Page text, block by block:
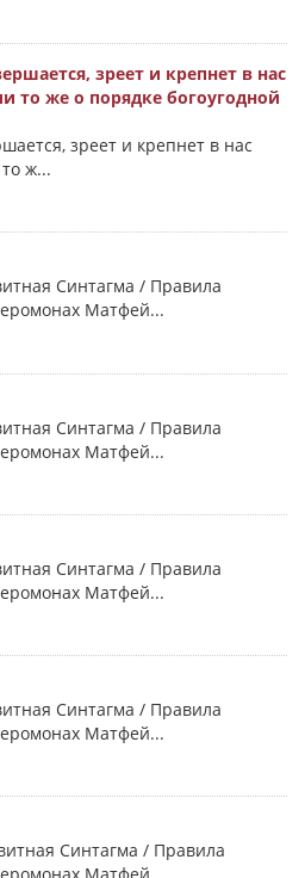
зреет и крепнет в нас
то же о порядке богоугодной
зреет и крепнет в нас
ж...
Синтагма / Правила
Матфей...
Синтагма / Правила
Матфей...
Синтагма / Правила
Матфей...
Синтагма / Правила
Матфей...
Синтагма / Правила